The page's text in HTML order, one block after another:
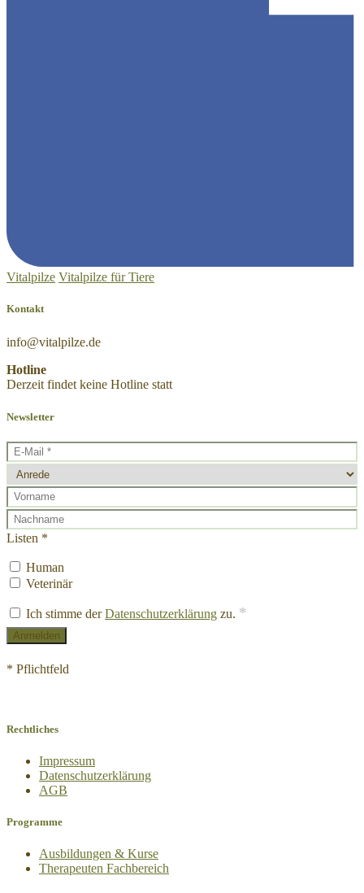
Vitalpilze Vitalpilze für Tiere
Kontakt
Hotline
Derzeit findet keine Hotline statt
Newsletter
Listen *
Human
Veterinär
Ich stimme derDatenschutzerklärung zu. *
* Pflichtfeld
Rechtliches
Impressum
Datenschutz­erklärung
AGB
Programme
Ausbildungen & Kurse
Therapeuten Fachbereich